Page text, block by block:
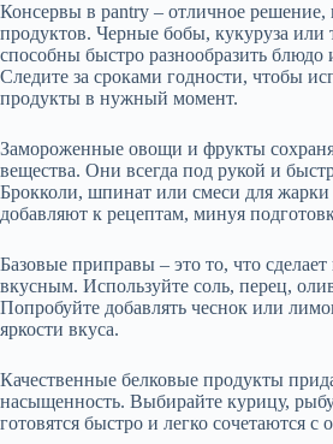
Консервы в pantry – отличное решение,
продуктов. Черные бобы, кукуруза или
способны быстро разнообразить блюдо
Следите за сроками годности, чтобы
продукты в нужный момент.
Замороженные овощи и фрукты
вещества. Они всегда под рукой и
Брокколи, шпинат или смеси для жарки
добавляют к рецептам, минуя
Базовые приправы – это то, что
вкусным. Используйте соль, перец,
Попробуйте добавлять чеснок или
яркости вкуса.
Качественные белковые продукты
насыщенность. Выбирайте курицу,
готовятся быстро и легко сочетаются с